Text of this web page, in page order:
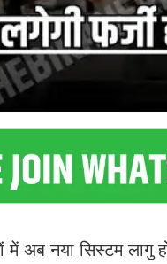
अब नया सिस्टम लागु